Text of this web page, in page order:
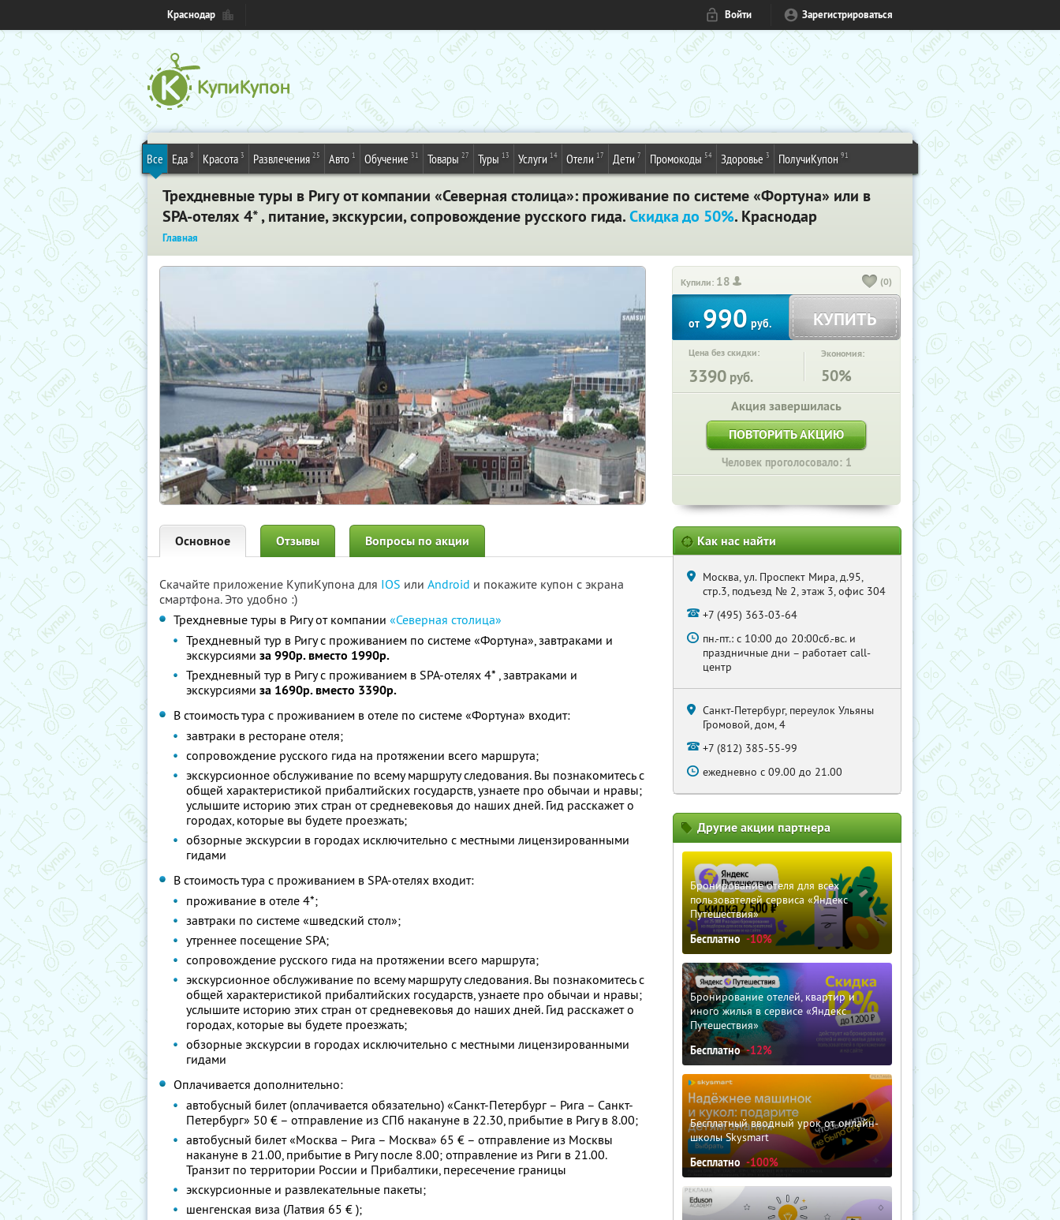
Краснодар Войти Зарегистрироваться
Все Еда 8 Красота 3 Развлечения 25 Авто 1 Обучение 31 Товары 27 Туры 13 Услуги 14 Отели 17 Дети 7 Промокоды 54 Здоровье 3 ПолучиКупон 91
Трехдневные туры в Ригу от компании «Северная столица»: проживание по системе «Фортуна» или в
SPA-отелях 4* , питание, экскурсии, сопровождение русского гида.Скидка до 50%. Краснодар
Главная
Купили: 18 (0)
от990руб. КУПИТЬ
Цена без скидки:
3390 руб.
Экономия:
50%
Акция завершилась
ПОВТОРИТЬ АКЦИЮ
Человек проголосовало: 1
Основное Отзывы Вопросы по акции
Скачайте приложение КупиКупона для IOS или Android и покажите купон с экрана
смартфона. Это удобно :)
Трехдневные туры в Ригу от компании «Северная столица»
Трехдневный тур в Ригу с проживанием по системе «Фортуна», завтраками и
экскурсиями за 990р. вместо 1990р.
Трехдневный тур в Ригу с проживанием в SPA-отелях 4* , завтраками и
экскурсиями за 1690р. вместо 3390р.
В стоимость тура с проживанием в отеле по системе «Фортуна» входит:
завтраки в ресторане отеля;
сопровождение русского гида на протяжении всего маршрута;
экскурсионное обслуживание по всему маршруту следования. Вы познакомитесь с
общей характеристикой прибалтийских государств, узнаете про обычаи и нравы;
услышите историю этих стран от средневековья до наших дней. Гид расскажет о
городах, которые вы будете проезжать;
обзорные экскурсии в городах исключительно с местными лицензированными
гидами
В стоимость тура с проживанием в SPA-отелях входит:
проживание в отеле 4*;
завтраки по системе «шведский стол»;
утреннее посещение SPA;
сопровождение русского гида на протяжении всего маршрута;
экскурсионное обслуживание по всему маршруту следования. Вы познакомитесь с
общей характеристикой прибалтийских государств, узнаете про обычаи и нравы;
услышите историю этих стран от средневековья до наших дней. Гид расскажет о
городах, которые вы будете проезжать;
обзорные экскурсии в городах исключительно с местными лицензированными
гидами
Оплачивается дополнительно:
автобусный билет (оплачивается обязательно) «Санкт-Петербург – Рига – Санкт-
Петербург» 50 € – отправление из СПб накануне в 22.30, прибытие в Ригу в 8.00;
автобусный билет «Москва – Рига – Москва» 65 € – отправление из Москвы
накануне в 21.00, прибытие в Ригу после 8.00; отправление из Риги в 21.00.
Транзит по территории России и Прибалтики, пересечение границы
экскурсионные и развлекательные пакеты;
шенгенская виза (Латвия 65 € );
Как нас найти
Москва, ул. Проспект Мира, д.95,
стр.3, подъезд № 2, этаж 3, офис 304
+7 (495) 363-03-64
пн.-пт.: с 10:00 до 20:00сб.-вс. и
праздничные дни – работает call-
центр
Санкт-Петербург, переулок Ульяны
Громовой, дом, 4
+7 (812) 385-55-99
ежедневно с 09.00 до 21.00
Другие акции партнера
Бронирование отеля для всех
пользователей сервиса «Яндекс
Путешествия»
Бесплатно -10%
Бронирование отелей, квартир и
иного жилья в сервисе «Яндекс
Путешествия»
Бесплатно -12%
Бесплатный вводный урок от онлайн-
школы Skysmart
Бесплатно -100%